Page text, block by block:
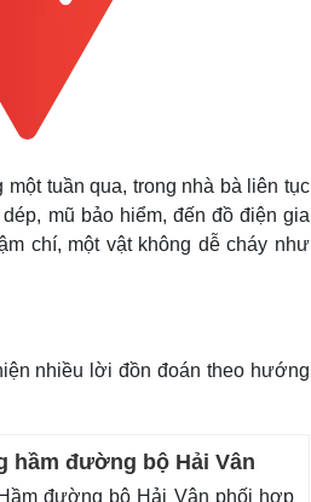
tuần qua, trong nhà bà liên tục
mũ bảo hiểm, đến đồ điện gia
chí, một vật không dễ cháy như
nhiều lời đồn đoán theo hướng
hầm đường bộ Hải Vân
đường bộ Hải Vân phối hợp